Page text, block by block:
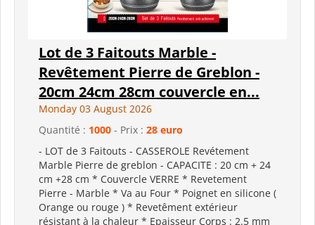
Lot de 3 Faitouts Marble -
Revêtement Pierre de Greblon -
20cm 24cm 28cm couvercle en...
Monday 03 August 2026
Quantité : 1000 - Prix : 28 euro
- LOT de 3 Faitouts - CASSEROLE Revétement
Marble Pierre de greblon - CAPACITE : 20 cm + 24
cm +28 cm * Couvercle VERRE * Revetement
Pierre - Marble * Va au Four * Poignet en silicone (
Orange ou rouge ) * Revetêment extérieur
résistant à la chaleur * Epaisseur Corps : 2.5 mm